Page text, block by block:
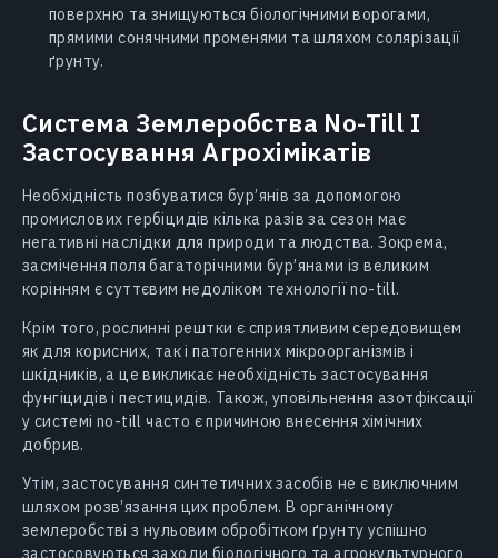
поверхню та знищуються біологічними ворогами,
прямими сонячними променями та шляхом солярізації
ґрунту.
Система Землеробства No-Till I
Застосування Агрохімікатів
Необхідність позбуватися бур’янів за допомогою
промислових гербіцидів кілька разів за сезон має
негативні наслідки для природи та людства. Зокрема,
засмічення поля багаторічними бур’янами із великим
корінням є суттєвим недоліком технології no-till.
Крім того, рослинні рештки є сприятливим середовищем
як для корисних, так і патогенних мікроорганізмів і
шкідників, а це викликає необхідність застосування
фунгіцидів і пестицидів. Також, уповільнення азотфіксації
у системі no-till часто є причиною внесення хімічних
добрив.
Утім, застосування синтетичних засобів не є виключним
шляхом розв’язання цих проблем. В органічному
землеробстві з нульовим обробітком ґрунту успішно
застосовуються заходи біологічного та агрокультурного